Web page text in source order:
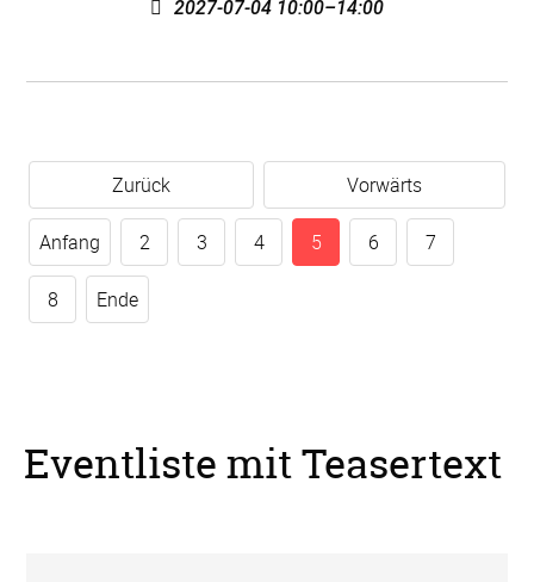
2027-07-04 10:00–14:00
Zurück Vorwärts
Anfang 2 3 4 5 6 7
8 Ende
Eventliste mit Teasertext